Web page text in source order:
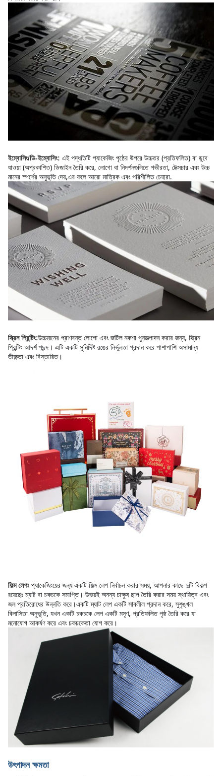
ইম্বোসিং/ডি-ইম্বোসিং: এই পদ্ধতিটি প্যাকেজিং পৃষ্ঠের উপরে উচ্চতর (প্রতিফলিত) বা ডুবে
যাওয়া (অপ্রকাশিত) ডিজাইন তৈরি করে, লোগো বা নিদর্শনগুলিতে গভীরতা, টেক্সচার এবং উচ্চ
মানের স্পর্শের অনুভূতি দেয়,এর ফলে আরো মাত্রিক এবং পরিশীলিত চেহারা.
স্ক্রিন প্রিন্টিং:উচ্চমানের প্রাণবন্ত লোগো এবং জটিল নকশা পুনরুত্পাদন করার জন্য, স্ক্রিন
প্রিন্টিং আদর্শ পছন্দ। এটি একটি সুনির্দিষ্ট রঙের নির্ভুলতা প্রদান করে পাশাপাশি অসামান্য
তীক্ষ্ণতা এবং বিস্তারিত।
ফিল্ম লেপঃ প্যাকেজিংয়ের জন্য একটি ফিল্ম লেপ নির্বাচন করার সময়, আপনার কাছে দুটি বিকল্প
রয়েছেঃ ম্যাট বা চকচকে সমাপ্তি। উভয়ই অনন্য চাক্ষুষ ছাপ তৈরি করার সময় স্থায়িত্ব এবং
জল প্রতিরোধের উন্নতি করে।একটি ম্যাট লেপ একটি সাবলীল প্রদান করে, সুশৃঙ্খল
বিলাসিতা অনুভূতি, যখন একটি চকচকে লেপ একটি মসৃণ, প্রতিফলিত পৃষ্ঠ তৈরি করে যা
মনোযোগ আকর্ষণ করে এবং চকচকেতা যোগ করে।
উৎপাদন ক্ষমতা